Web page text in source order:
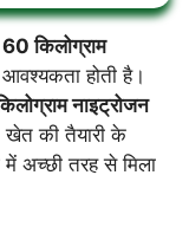
60 किलोग्राम
होती है।
नाइट्रोजन
खेत की तैयारी के
अच्छी तरह से मिला